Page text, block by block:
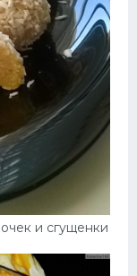
и сгущенки